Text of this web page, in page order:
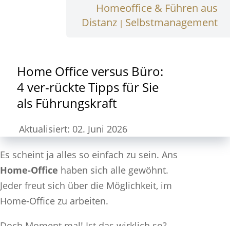
Homeoffice & Führen aus
Distanz | Selbstmanagement
Home Office versus Büro:
4 ver-rückte Tipps für Sie
als Führungskraft
Aktualisiert: 02. Juni 2026
Es scheint ja alles so einfach zu sein. Ans
Home-Office haben sich alle gewöhnt.
Jeder freut sich über die Möglichkeit, im
Home-Office zu arbeiten.